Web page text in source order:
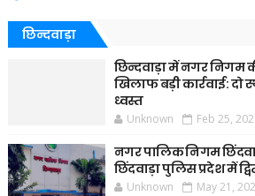
छिन्दवाड़ा
छिन्दवाड़ा में नगर निगम
खिलाफ बड़ी कार्रवाई: दो
ध्वस्त
Unknown Feb 25,
नगर पालिक निगम
छिंदवाड़ा पुलिस प्रदेश में
Unknown May 21,